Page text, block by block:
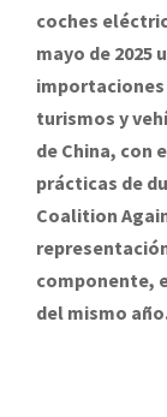
coches
mayo de 2025
importaciones
turismos y
de China, con
prácticas de
Coalition
componente,
del mismo